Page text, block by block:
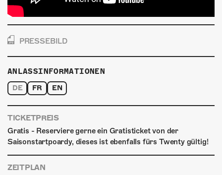
PRESSEBILD
ANLASSINFORMATIONEN
DE FR EN
TICKETPREIS
Gratis - Reserviere gerne ein Gratisticket von der
Saisonstartpoardy, dieses ist ebenfalls fürs Twenty gültig!
ZEITPLAN